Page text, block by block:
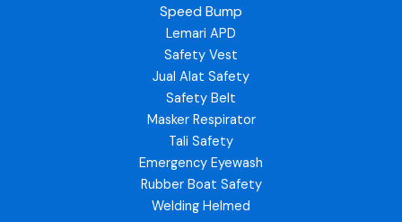
Speed Bump
Lemari APD
Safety Vest
Jual Alat Safety
Safety Belt
Masker Respirator
Tali Safety
Emergency Eyewash
Rubber Boat Safety
Welding Helmed